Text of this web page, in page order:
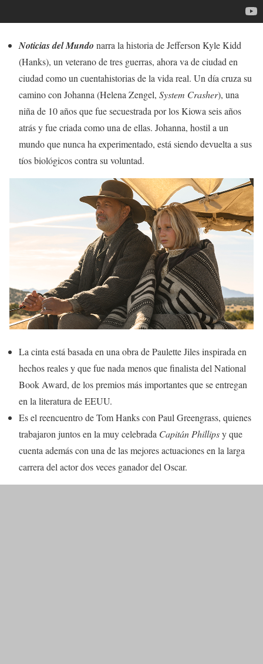
Noticias del Mundo narra la historia deJefferson Kyle Kidd
(Hanks), un veterano de tres guerras, ahora va de ciudad en
ciudad como un cuentahistorias de la vida real. Un día cruza su
camino con Johanna (Helena Zengel, System Crasher), una
niña de 10 años que fue secuestrada por los Kiowa seis años
atrás y fue criada como una de ellas. Johanna, hostil a un
mundo que nunca ha experimentado, está siendo devuelta a sus
tíos biológicos contra su voluntad.
La cinta está basada en una obra de Paulette Jiles inspirada en
hechos reales y que fue nada menos que finalista del National
Book Award, de los premios más importantes que se entregan
en la literatura de EEUU.
Es el reencuentro de Tom Hanks con Paul Greengrass, quienes
trabajaron juntos en la muy celebrada Capitán Phillipsy que
cuenta además con una de las mejores actuaciones en la larga
carrera del actor dos veces ganador del Oscar.